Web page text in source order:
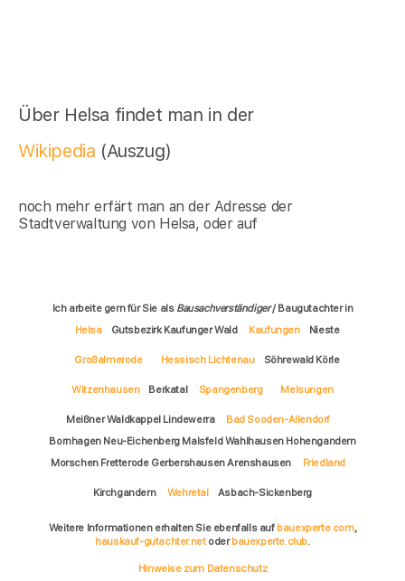
Über Helsa findet man in der
Wikipedia (Auszug)
noch mehr erfärt man an der Adresse der
Stadtverwaltung von Helsa, oder auf
Ich arbeite gern für Sie als Bausachverständiger/ Baugutachter in
Helsa
Gutsbezirk Kaufunger Wald Kaufungen Nieste
Großalmerode Hessisch Lichtenau Söhrewald Körle
Witzenhausen Berkatal Spangenberg Melsungen
Meißner Waldkappel Lindewerra
Bad Sooden-Allendorf
Bornhagen Neu-Eichenberg Malsfeld Wahlhausen Hohengandern
Morschen Fretterode Gerbershausen Arenshausen
Friedland
Kirchgandern Wehretal Asbach-Sickenberg
Weitere Informationen erhalten Sie ebenfalls auf bauexperte.com,
hauskauf-gutachter.netoderbauexperte.club.
Hinweise zum Datenschutz